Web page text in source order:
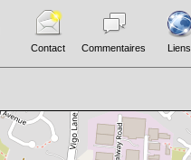
Contact Commentaires Liens